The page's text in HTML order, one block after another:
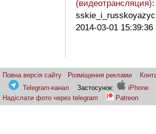
(видеотрансляция):
2014-03-01 15:39:36
Повна версія сайту Розміщення реклами
Telegram-канал
Застосунок: iPhone
Надіслати фото через telegram
Patreon